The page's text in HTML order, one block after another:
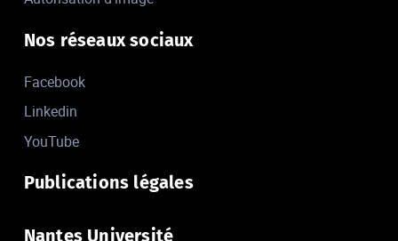
Nos réseaux sociaux
Facebook
Linkedin
YouTube
Publications légales
Nantes Université